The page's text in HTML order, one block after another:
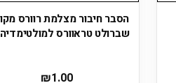
הסבר חיבור מצלמת רוורס
שברולט טראוורס למולטימדיה
₪1.00